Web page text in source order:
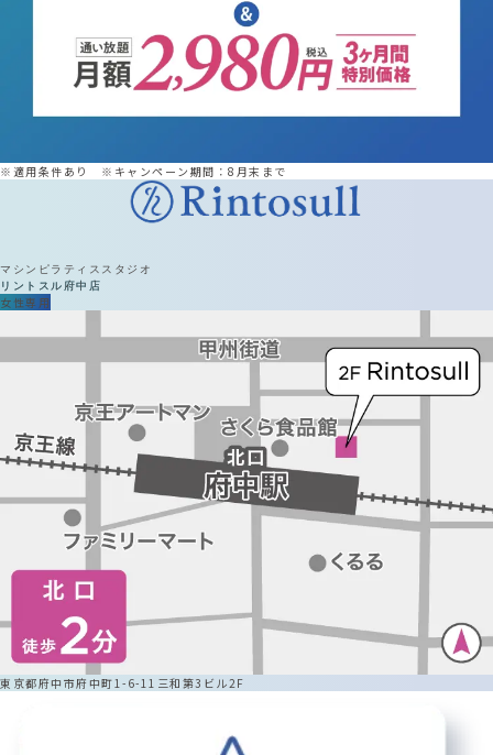
※適用条件あり ※キャンペーン期間：8月末まで
マシンピラティススタジオ
リントスル 府中店
女性専用
東京都府中市府中町1-6-11三和第3ビル2F